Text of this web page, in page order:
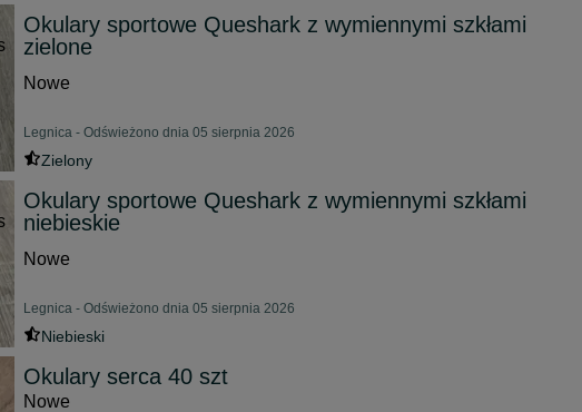
Okulary sportowe Queshark z wymiennymi szkłami
zielone
Nowe
Legnica - Odświeżono dnia 05 sierpnia 2026
Zielony
Okulary sportowe Queshark z wymiennymi szkłami
niebieskie
Nowe
Legnica - Odświeżono dnia 05 sierpnia 2026
Niebieski
Okulary serca 40 szt
Nowe